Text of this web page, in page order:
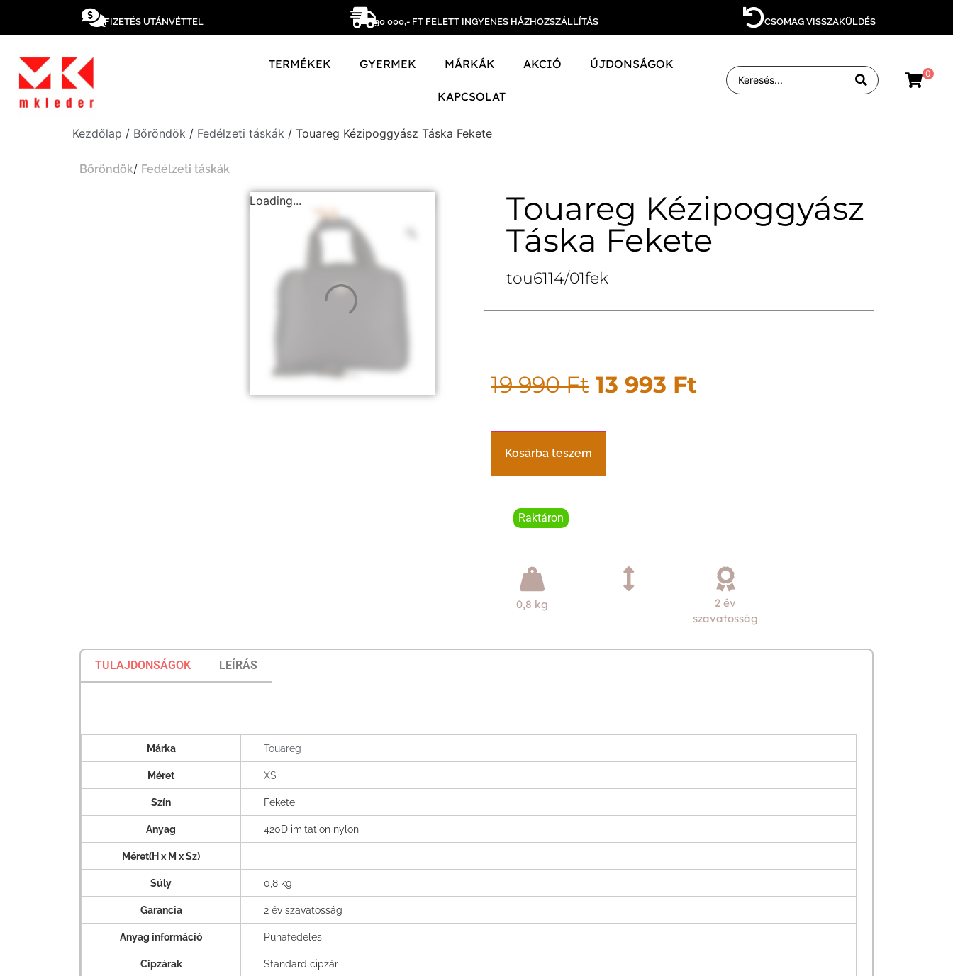
FIZETÉS UTÁNVÉTTEL 30 000,- FT FELETT INGYENES HÁZHOZSZÁLLÍTÁS CSOMAG VISSZAKÜLDÉS
TERMÉKEK GYERMEK MÁRKÁK AKCIÓ ÚJDONSÁGOK
KAPCSOLAT
0
Kezdőlap / Bőröndök / Fedélzeti táskák / Touareg Kézipoggyász Táska Fekete
Bőröndök/ Fedélzeti táskák
Loading...
Touareg Kézipoggyász
Táska Fekete
tou6114/01fek
19 990Ft 13 993 Ft
Kosárba teszem
Raktáron
0,8 kg
2 év
szavatosság
TULAJDONSÁGOK LEÍRÁS
Márka Touareg
Méret XS
Szín Fekete
Anyag 420D imitation nylon
Méret(H x M x Sz)
Súly 0,8 kg
Garancia 2 év szavatosság
Anyag információ Puhafedeles
Cipzárak Standard cipzár